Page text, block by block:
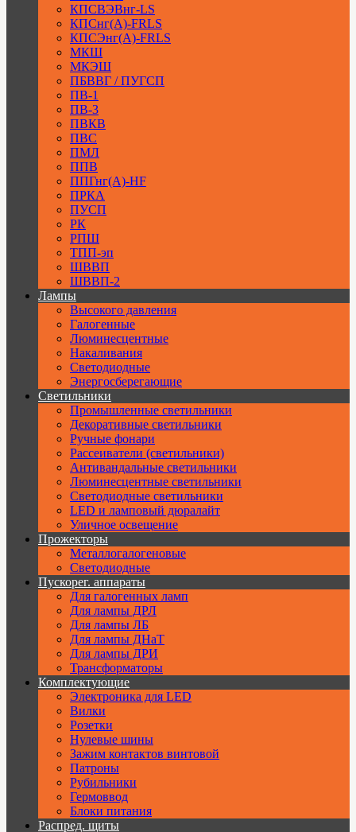
КПСВЭВнг-LS
КПСнг(А)-FRLS
КПСЭнг(А)-FRLS
МКШ
МКЭШ
ПБВВГ / ПУГСП
ПВ-1
ПВ-3
ПВКВ
ПВС
ПМЛ
ППВ
ППГнг(А)-HF
ПРКА
ПУСП
РК
РПШ
ТПП-эп
ШВВП
ШВВП-2
Лампы
Высокого давления
Галогенные
Люминесцентные
Накаливания
Светодиодные
Энергосберегающие
Светильники
Промышленные светильники
Декоративные светильники
Ручные фонари
Рассеиватели (светильники)
Антивандальные светильники
Люминесцентные светильники
Cветодиодные светильники
LED и ламповый дюралайт
Уличное освещение
Прожекторы
Металлогалогеновые
Светодиодные
Пускорег. аппараты
Для галогенных ламп
Для лампы ДРЛ
Для лампы ЛБ
Для лампы ДНаТ
Для лампы ДРИ
Трансформаторы
Комплектующие
Электроника для LED
Вилки
Розетки
Нулевые шины
Зажим контактов винтовой
Патроны
Рубильники
Гермоввод
Блоки питания
Распред. щиты